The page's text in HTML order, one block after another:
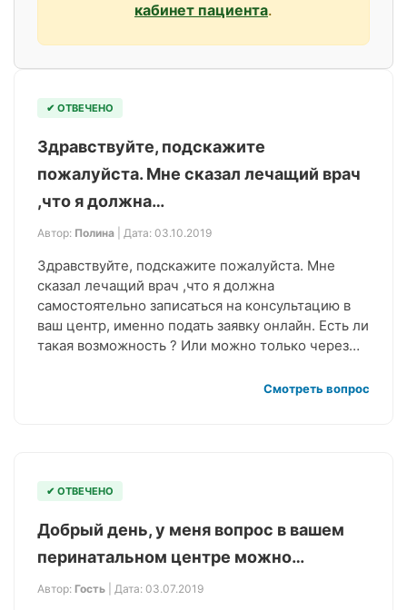
кабинет пациента.
✔ ОТВЕЧЕНО
Здравствуйте, подскажите
пожалуйста. Мне сказал лечащий врач
,что я должна…
Автор: Полина | Дата: 03.10.2019
Здравствуйте, подскажите пожалуйста. Мне
сказал лечащий врач ,что я должна
самостоятельно записаться на консультацию в
ваш центр, именно подать заявку онлайн. Есть ли
такая возможность ? Или можно только через…
Смотреть вопрос
✔ ОТВЕЧЕНО
Добрый день, у меня вопрос в вашем
перинатальном центре можно…
Автор: Гость | Дата: 03.07.2019